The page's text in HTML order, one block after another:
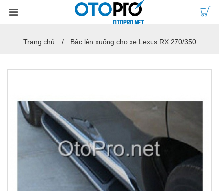
Trang chủ Bậc lên xuống cho xe Lexus RX 270/350